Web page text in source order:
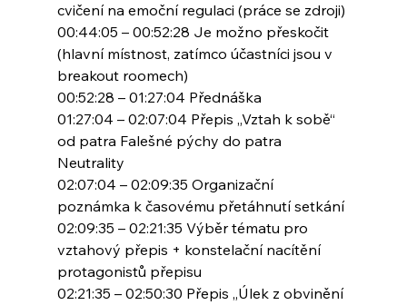
cvičení na emoční regulaci (práce se zdroji)
00:44:05 – 00:52:28 Je možno přeskočit
(hlavní místnost, zatímco účastníci jsou v
breakout roomech)
00:52:28 – 01:27:04 Přednáška
01:27:04 – 02:07:04 Přepis „Vztah k sobě“
od patra Falešné pýchy do patra
Neutrality
02:07:04 – 02:09:35 Organizační
poznámka k časovému přetáhnutí setkání
02:09:35 – 02:21:35 Výběr tématu pro
vztahový přepis + konstelační nacítění
protagonistů přepisu
02:21:35 – 02:50:30 Přepis „Úlek z obvinění